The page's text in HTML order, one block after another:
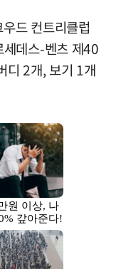
드 컨트리클럽
데스-벤츠 제40
디 2개, 보기 1개